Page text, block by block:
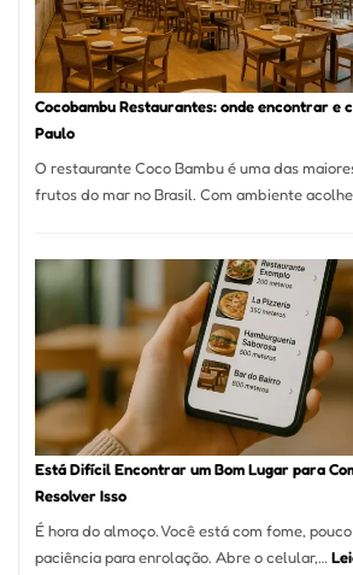
Cocobambu Restaurantes: onde encontrar e
Paulo
O restaurante Coco Bambu é uma das
frutos do mar no Brasil. Com ambiente
Está Difícil Encontrar um Bom Lugar para
Resolver Isso
É hora do almoço. Você está com fome,
paciência para enrolação. Abre o celular,…